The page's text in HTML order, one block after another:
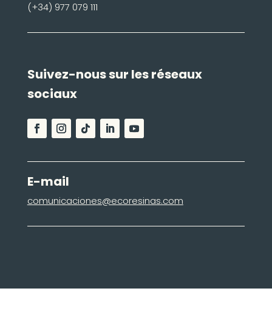
(+34) 977 079 111
Suivez-nous sur les réseaux
sociaux
E-mail
comunicaciones@ecoresinas.com